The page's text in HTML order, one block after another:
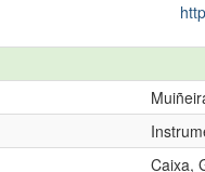
Caixa,